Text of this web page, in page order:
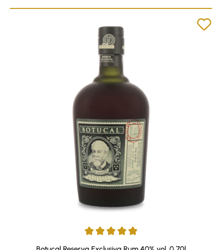
Durchschnittliche Bewertung von 4.91 von 5 Sternen